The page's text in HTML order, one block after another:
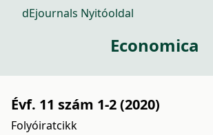
dEjournals Nyitóoldal
Economica
Évf. 11 szám 1-2 (2020)
Folyóiratcikk